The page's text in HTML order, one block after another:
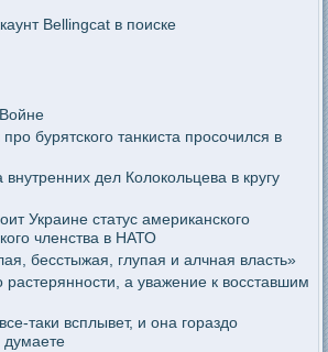
Bellingcat в поиске
бурятского танкиста просочился в
дел Колокольцева в кругу
Украине статус американского
членства в НАТО
бесстыжая, глупая и алчная власть»
а уважение к восставшим
таки всплывет, и она гораздо